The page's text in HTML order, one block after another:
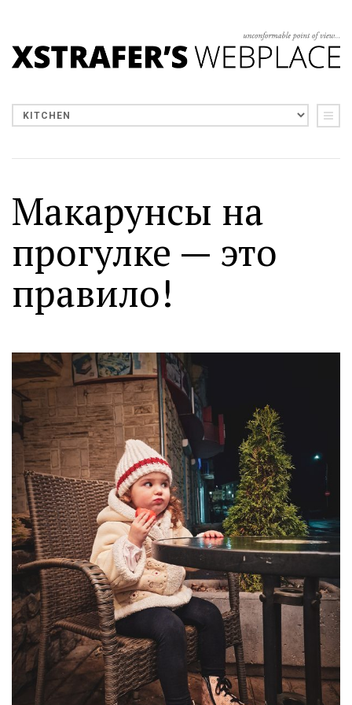
Макарунсы на
прогулке — это
правило!
Moldova sightseeings
Blog Archives
To-Do
Wishlist
Связаться со мной
TAGZZZZ
24-70/2.8(52) 35mm/1.4 (14)
75mm/f1.2(17) 85/1.4D(15)
automotive(22) Balti(32) D800(88)
(19) fujifilm (28) hobby
(32)
homestudio
(16) howto(17)
Internet
(43) Kate (56) kitchen(27)
mavic2pro
(20) MavicXS(13)